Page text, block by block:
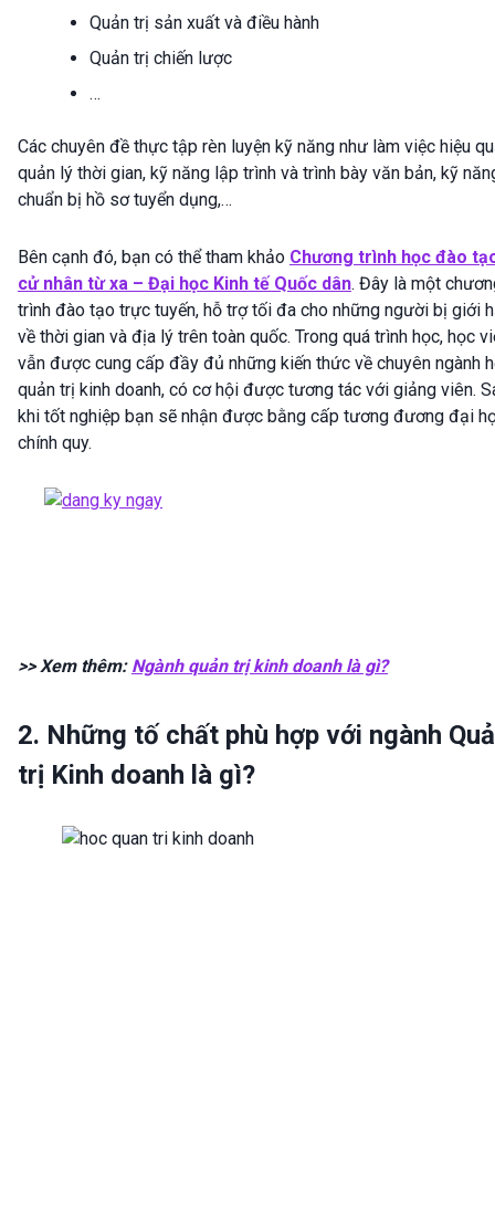
Quản trị sản xuất và điều hành
Quản trị chiến lược
…
Các chuyên đề thực tập rèn luyện kỹ năng như làm việc hiệu
quản lý thời gian, kỹ năng lập trình và trình bày văn bản, kỹ
chuẩn bị hồ sơ tuyển dụng,…
Bên cạnh đó, bạn có thể tham khảo Chương trình học đào
cử nhân từ xa – Đại học Kinh tế Quốc dân. Đây là một
trình đào tạo trực tuyến, hỗ trợ tối đa cho những người bị giới
về thời gian và địa lý trên toàn quốc. Trong quá trình học, học
vẫn được cung cấp đầy đủ những kiến thức về chuyên ngành
quản trị kinh doanh, có cơ hội được tương tác với giảng viên.
khi tốt nghiệp bạn sẽ nhận được bằng cấp tương đương đại
chính quy.
>> Xem thêm: Ngành quản trị kinh doanh là gì?
2. Những tố chất phù hợp với ngành
trị Kinh doanh là gì?